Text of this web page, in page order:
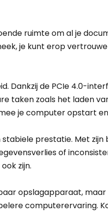
ruimte om al je
je kunt erop
Dankzij de PCIe 4.0-
taken zoals het laden
je computer opstart
prestatie. Met
of
zijn.
opslagapparaat,
computerervaring.